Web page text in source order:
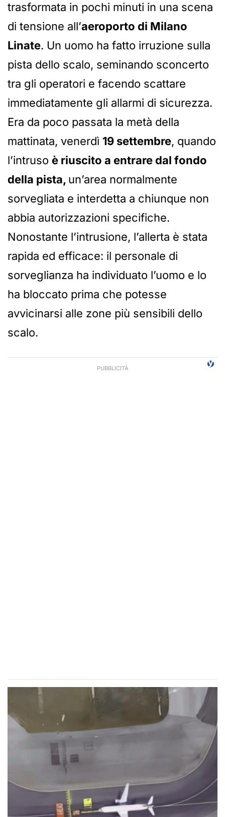
trasformata in pochi minuti in una scena
di tensione all’aeroporto di Milano
Linate. Un uomo ha fatto irruzione sulla
pista dello scalo, seminando sconcerto
tra gli operatori e facendo scattare
immediatamente gli allarmi di sicurezza.
Era da poco passata la metà della
mattinata, venerdì 19 settembre, quando
l’intruso è riuscito a entrare dal fondo
della pista, un’area normalmente
sorvegliata e interdetta a chiunque non
abbia autorizzazioni specifiche.
Nonostante l’intrusione, l’allerta è stata
rapida ed efficace: il personale di
sorveglianza ha individuato l’uomo e lo
ha bloccato prima che potesse
avvicinarsi alle zone più sensibili dello
scalo.